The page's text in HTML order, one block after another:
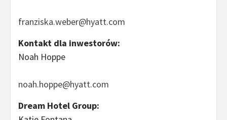
franziska.weber@hyatt.com
Kontakt dla inwestorów:
Noah Hoppe
noah.hoppe@hyatt.com
Dream Hotel Group: